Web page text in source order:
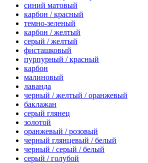
синий матовый
карбон / красный
темно-зеленый
карбон / желтый
серый / желтый
фисташковый
пурпурный / красный
карбон
малиновый
лаванда
черный / желтый / оранжевый
баклажан
серый глянец
золотой
оранжевый / розовый
черный глянцевый / белый
черный / серый / белый
серый / голубой